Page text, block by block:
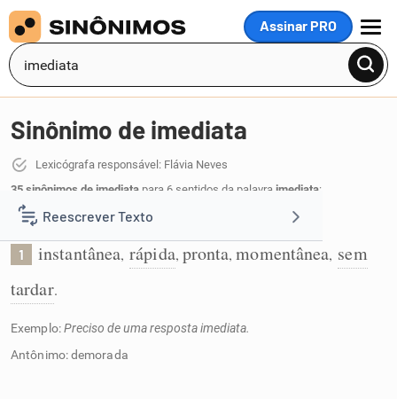
Assinar PRO
MENU
Reescrever Texto
Resumir Texto
Sinônimo de imediata
Lexicógrafa responsável: Flávia Neves
35 sinônimos de imediata para 6 sentidos da palavra imediata:
Que se faz sem demora:
1 instantânea, rápida, pronta,momentânea, sem
tardar.
Exemplo:Preciso de uma resposta imediata.
Antônimo: demorada